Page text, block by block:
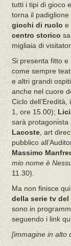
tutti i tipi di gioco
torna il padiglione
giochi di ruolo e
centro storico
migliaia di
Si presenta fitto
come sempre
e altri grandi
anche nel cuore
Ciclo
1, ore 15.00);
sarà
Lacoste, art
pubblico
Massimo
mio nome è
11.30).
Ma non finisce
della serie tv del
sono in
seguendo i link
[immagine in alto